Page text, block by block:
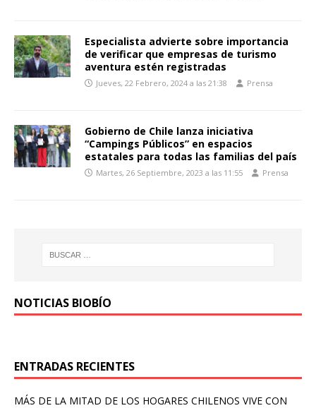
Especialista advierte sobre importancia
de verificar que empresas de turismo
aventura estén registradas
Jueves, 22 Febrero, 2024 a las 21:38 Prensa
Gobierno de Chile lanza iniciativa
“Campings Públicos” en espacios
estatales para todas las familias del país
Martes, 26 Septiembre, 2023 a las 11:55 Prensa
NOTICIAS BIOBÍO
ENTRADAS RECIENTES
MÁS DE LA MITAD DE LOS HOGARES CHILENOS VIVE CON